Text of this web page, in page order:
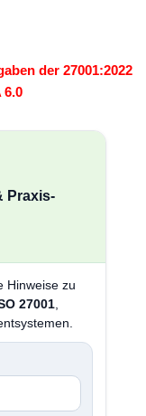
der 27001:2022
6.0
Praxis-
Hinweise zu
27001